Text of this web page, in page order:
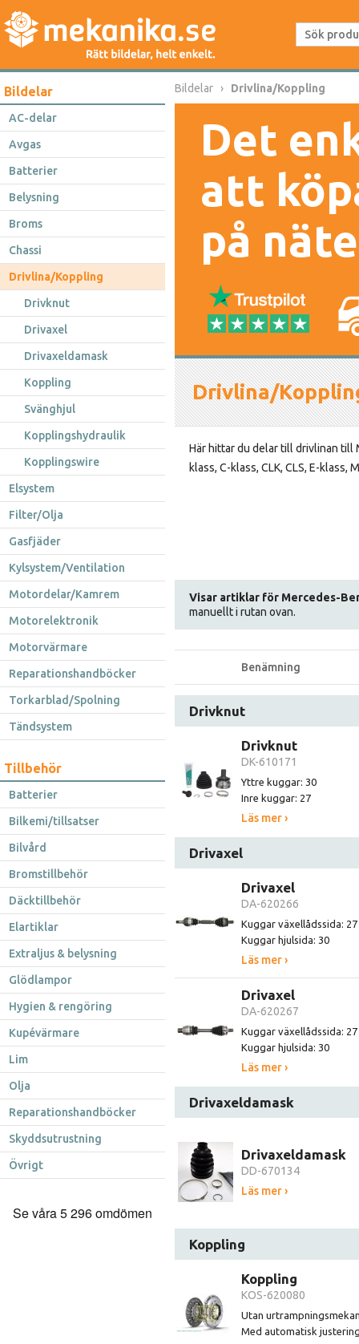
Bildelar
AC-delar
Avgas
Batterier
Belysning
Broms
Chassi
Drivlina/Koppling
Drivknut
Drivaxel
Drivaxeldamask
Koppling
Svänghjul
Kopplingshydraulik
Kopplingswire
Elsystem
Filter/Olja
Gasfjäder
Kylsystem/Ventilation
Motordelar/Kamrem
Motorelektronik
Motorvärmare
Reparationshandböcker
Torkarblad/Spolning
Tändsystem
Tillbehör
Batterier
Bilkemi/tillsatser
Bilvård
Bromstillbehör
Däcktillbehör
Elartiklar
Extraljus & belysning
Glödlampor
Hygien & rengöring
Kupévärmare
Lim
Olja
Reparationshandböcker
Skyddsutrustning
Övrigt
Bildelar Drivlina/Koppling
Det
att
på
Drivlina/
Här hittar du delar till drivlinan till
klass, C-klass, CLK, CLS, E-klass,
Visar artiklar för Mercedes-
manuellt i rutan ovan.
Benämning
Drivknut
Drivknut
DK-610171
Yttre kuggar: 30
Inre kuggar: 27
Läs mer ›
Drivaxel
Drivaxel
DA-620266
Kuggar växellådssida: 27
Kuggar hjulsida: 30
Läs mer ›
Drivaxel
DA-620267
Kuggar växellådssida: 27
Kuggar hjulsida: 30
Läs mer ›
Drivaxeldamask
Drivaxeldamask
DD-670134
Läs mer ›
Koppling
Koppling
KOS-620080
Utan
Med automatisk